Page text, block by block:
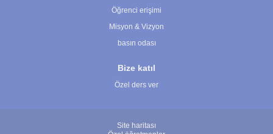
Öğrenci erişimi
Misyon & Vizyon
basın odası
Bize katıl
Özel ders ver
Site haritası